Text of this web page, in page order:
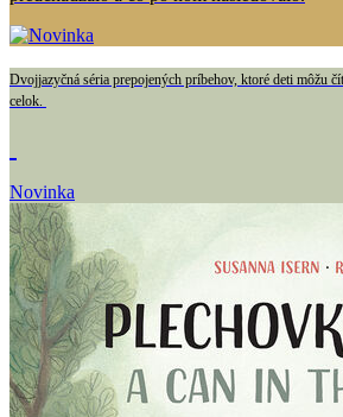
Dvojjazyčná séria prepojených príbehov, ktoré deti môžu
celok.
Novinka